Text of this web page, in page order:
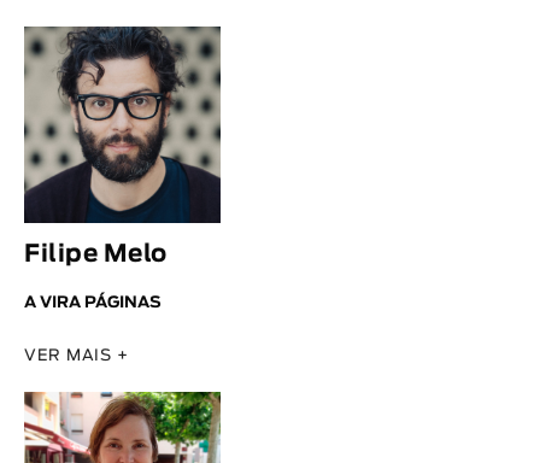
Filipe Melo
A VIRA PÁGINAS
VER MAIS +